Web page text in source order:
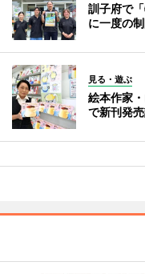
訓子府で
に一度の
見る・遊ぶ
絵本作家
で新刊発